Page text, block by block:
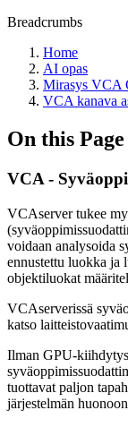
Breadcrumbs
Home
AI opas
Mirasys VCA
VCA kanava
On this Page
VCA -
VCAserver tukee
voidaan analysoida
ennustettu luokka ja
objektiluokat
VCAserverissä
katso
Ilman GPU-
tuottavat paljon
järjestelmän